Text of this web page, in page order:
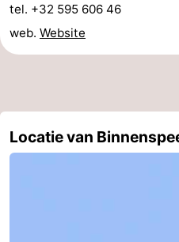
Route
-
Nieuws
tel. +32 595 606 46
web. Website
Locatie van